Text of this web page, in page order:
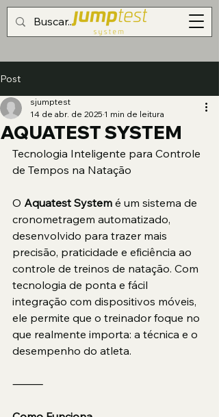
Post
AQUATEST SYSTEM
sjumptest
14 de abr. de 2025 1 min de leitura
Tecnologia Inteligente para Controle
de Tempos na Natação
O Aquatest System é um sistema de
cronometragem automatizado,
desenvolvido para trazer mais
precisão, praticidade e eficiência ao
controle de treinos de natação. Com
tecnologia de ponta e fácil
integração com dispositivos móveis,
ele permite que o treinador foque no
que realmente importa: a técnica e o
desempenho do atleta.
⸻